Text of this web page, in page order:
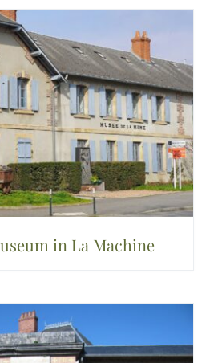
in La Machine